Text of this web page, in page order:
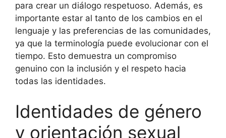
para crear un diálogo respetuoso. Además, es
importante estar al tanto de los cambios en el
lenguaje y las preferencias de las comunidades,
ya que la terminología puede evolucionar con el
tiempo. Esto demuestra un compromiso
genuino con la inclusión y el respeto hacia
todas las identidades.
Identidades de género
y orientación sexual